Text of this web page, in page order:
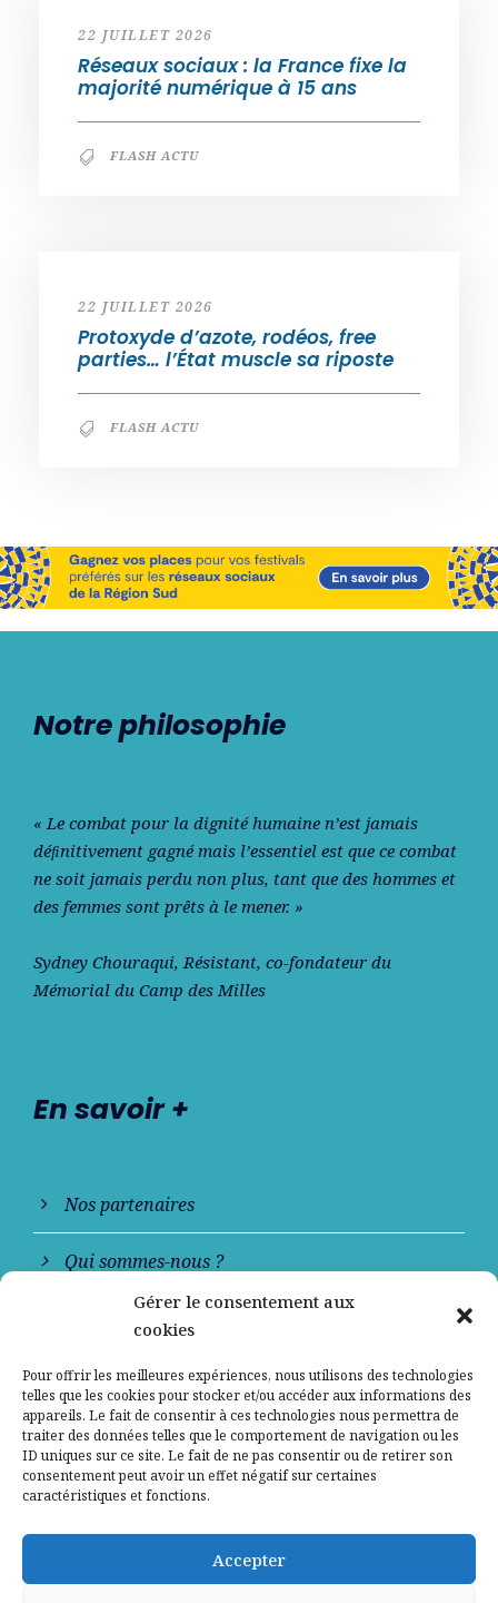
Gérer le consentement aux
cookies
Pour offrir les meilleures expériences, nous utilisons des technologies
telles que les cookies pour stocker et/ou accéder aux informations des
appareils. Le fait de consentir à ces technologies nous permettra de
traiter des données telles que le comportement de navigation ou les
ID uniques sur ce site. Le fait de ne pas consentir ou de retirer son
consentement peut avoir un effet négatif sur certaines
caractéristiques et fonctions.
Accepter
22 JUILLET 2026
Réseaux sociaux : la France fixe la
majorité numérique à 15 ans
FLASH ACTU
22 JUILLET 2026
Protoxyde d’azote, rodéos, free
parties… l’État muscle sa riposte
FLASH ACTU
Notre philosophie
« Le combat pour la dignité humaine n’est jamais
déﬁnitivement gagné mais l’essentiel est que ce combat
ne soit jamais perdu non plus, tant que des hommes et
des femmes sont prêts à le mener. »
Sydney Chouraqui, Résistant, co-fondateur du
Mémorial du Camp des Milles
En savoir +
Nos partenaires
Qui sommes-nous ?
Contactez-nous
Mentions légales
Politique de confidentialité